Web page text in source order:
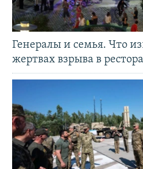
Генералы и семья. Что
жертвах взрыва в